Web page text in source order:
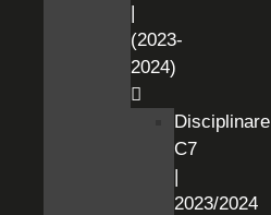
|
(2023-
2024)
Disciplinare
C7
|
2023/2024